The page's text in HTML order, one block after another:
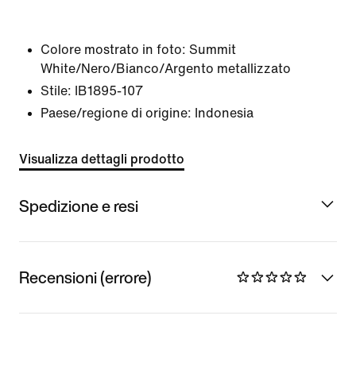
Colore mostrato in foto: Summit
White/Nero/Bianco/Argento metallizzato
Stile:
IB1895-107
Paese/regione di origine: Indonesia
Visualizza dettagli prodotto
Spedizione e resi
Recensioni (errore)